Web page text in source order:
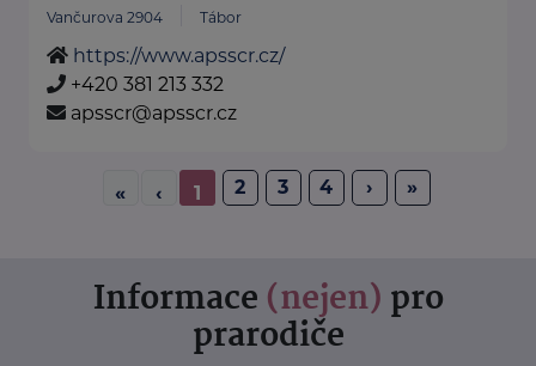
Vančurova 2904 Tábor
https://www.apsscr.cz/
+420 381 213 332
apsscr@apsscr.cz
« ‹ 1 2 3 4 › »
Informace (nejen) pro
prarodiče